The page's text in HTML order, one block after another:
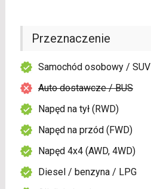
Przeznaczenie
Samochód osobowy / SUV
Auto dostawcze / BUS
Napęd na tył (RWD)
Napęd na przód (FWD)
Napęd 4x4 (AWD, 4WD)
Diesel / benzyna / LPG